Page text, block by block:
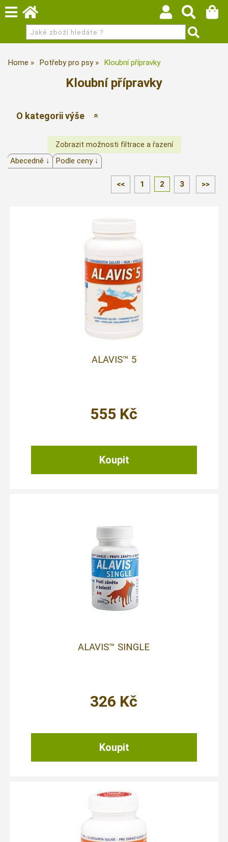
Home Potřeby pro psy Kloubní přípravky
Kloubní přípravky
O kategorii výše
Abecedně ↓ Podle ceny ↓
<< 1 2 3 >>
ALAVIS™ 5
555 Kč
ALAVIS™ SINGLE
326 Kč